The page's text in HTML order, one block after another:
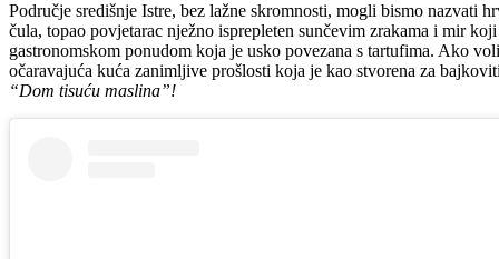
Područje središnje Istre, bez lažne skromnosti, mogli bismo nazvati
čula, topao povjetarac nježno isprepleten sunčevim zrakama i mir
gastronomskom ponudom koja je usko povezana s tartufima. Ako
očaravajuća kuća zanimljive prošlosti koja je kao stvorena za
“Dom tisuću maslina”!